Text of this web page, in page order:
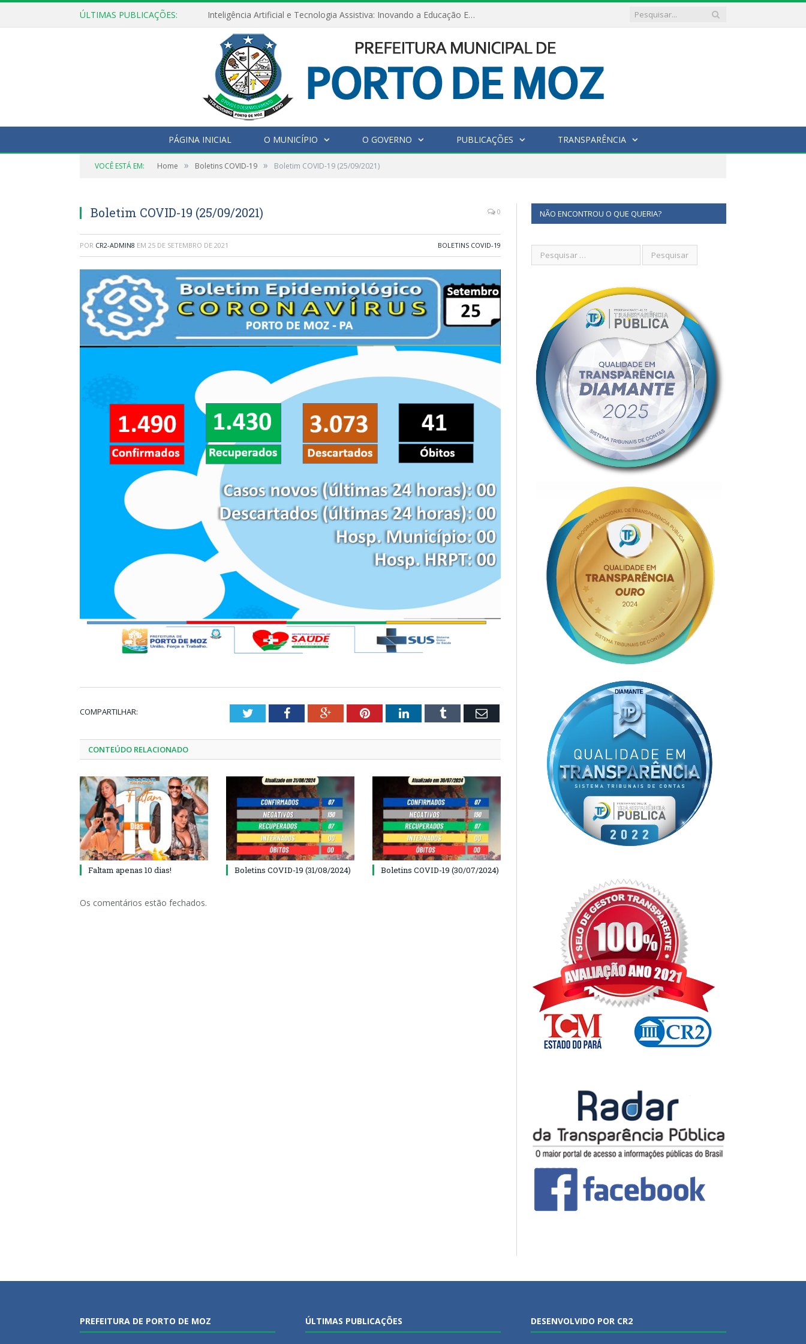
ÚLTIMAS PUBLICAÇÕES: Inteligência Artificial e Tecnologia Assistiva: Inovando a Educação Especial e Inclusiva
PÁGINA INICIAL O MUNICÍPIO O GOVERNO PUBLICAÇÕES TRANSPARÊNCIA
VOCÊ ESTÁ EM: Home » Boletins COVID-19 » Boletim COVID-19 (25/09/2021)
Boletim COVID-19 (25/09/2021) 0
POR CR2-ADMIN8 EM 25 DE SETEMBRO DE 2021 BOLETINS COVID-19
COMPARTILHAR: TwitterFacebookGoogle+PinterestLinkedInTumblr Email
CONTEÚDO RELACIONADO
Faltam apenas 10 dias! Boletins COVID-19 (31/08/2024) Boletins COVID-19 (30/07/2024)
Os comentários estão fechados.
NÃO ENCONTROU O QUE QUERIA?
PREFEITURA DE PORTO DE MOZ ÚLTIMAS PUBLICAÇÕES DESENVOLVIDO POR CR2